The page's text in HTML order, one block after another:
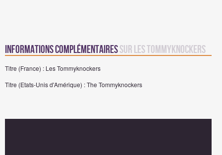
Informations complémentairessur Les Tommyknockers
Titre (France) : Les Tommyknockers
Titre (Etats-Unis d'Amérique) : The Tommyknockers